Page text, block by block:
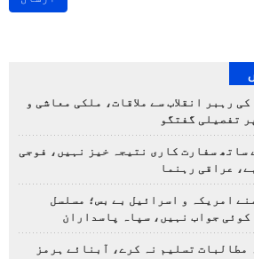
رہبر انقلاب سے ملاقات، ملکی معاشی و
تفصیلی گفتگو
ساتھ سفارت کاری نتیجہ خیز نہیں، فوجی
عراقی رہنما
امریکہ و اسرائیل بے بس؛ مسلسل
کوئی جواب نہیں، سپاہ پاسداران
مطالبات تسلیم نہ کرے، آبنائے ہرمز